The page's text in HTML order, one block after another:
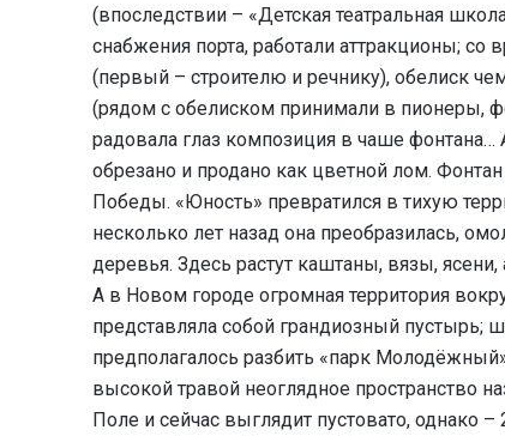
(впоследствии – «Детская театральная
снабжения порта, работали аттракционы;
(первый – строителю и речнику), обелиск
(рядом с обелиском принимали в пионеры,
радовала глаз композиция в чаше
обрезано и продано как цветной лом.
Победы. «Юность» превратился в тихую
несколько лет назад она преобразилась,
деревья. Здесь растут каштаны, вязы,
А в Новом городе огромная территория
представляла собой грандиозный пустырь;
предполагалось разбить «парк
высокой травой неоглядное пространство
Поле и сейчас выглядит пустовато, однако